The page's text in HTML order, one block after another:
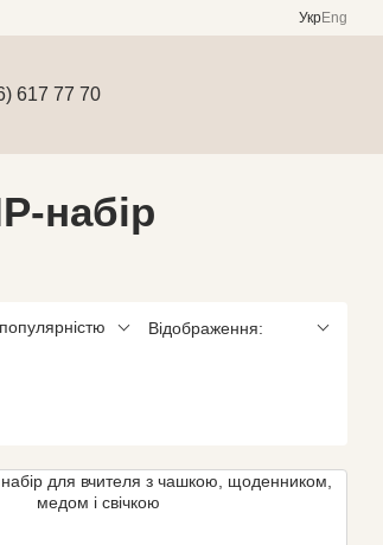
УкрEng
617 77 70
набір
Відображення: